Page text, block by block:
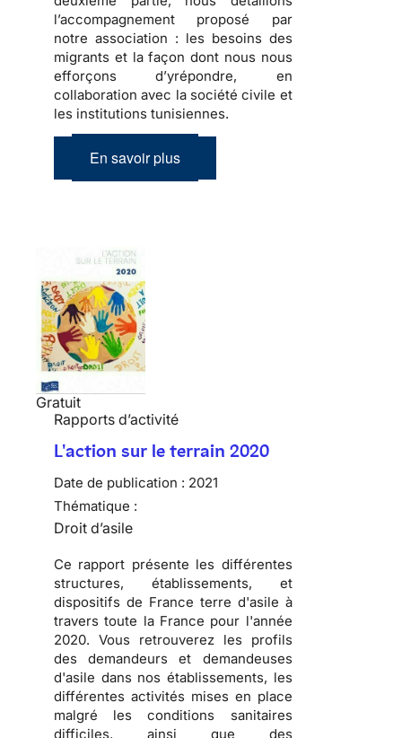
l’accompagnement proposé par
notre association : les besoins des
migrants et la façon dont nous nous
efforçons d’yrépondre, en
collaboration avec la société civile et
les institutions tunisiennes.
En savoir plus
Gratuit
Rapports d’activité
L'action sur le terrain 2020
Date de publication : 2021
Thématique :
Droit d’asile
Ce rapport présente les différentes
structures, établissements, et
dispositifs de France terre d'asile à
travers toute la France pour l'année
2020. Vous retrouverez les profils
des demandeurs et demandeuses
d'asile dans nos établissements, les
différentes activités mises en place
malgré les conditions sanitaires
difficiles, ainsi que des